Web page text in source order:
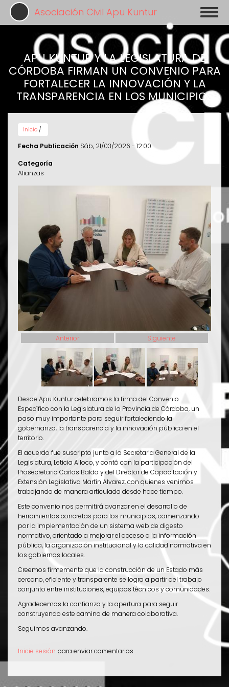
Pasar
contenido
Asociación Civil Apu Kuntur
APU KUNTUR Y LA LEGISLATURA DE
CÓRDOBA FIRMAN UN CONVENIO PARA
FORTALECER LA INNOVACIÓN Y LA
TRANSPARENCIA EN LOS MUNICIPIOS
Inicio /
Fecha Publicación Sáb, 21/03/2026 - 12:00
Categoría
Alianzas
Anterior Siguiente
Desde Apu Kuntur celebramos la firma del Convenio
Específico con la Legislatura de la Provincia de Córdoba, un
paso muy importante para seguir fortaleciendo la
gobernanza, la transparencia y la innovación pública en el
territorio.
El acuerdo fue suscripto junto a la Secretaria General de la
Legislatura, Leticia Alloco, y contó con la participación del
Prosecretario Carlos Baldo y del Director de Capacitación y
Extensión Legislativa Martín Alvarez, con quienes venimos
trabajando de manera articulada desde hace tiempo.
Este convenio nos permitirá avanzar en el desarrollo de
herramientas concretas para los municipios, comenzando
por la implementación de un sistema web de digesto
normativo, orientado a mejorar el acceso a la información
pública, la organización institucional y la calidad normativa en
los gobiernos locales.
Creemos firmemente que la construcción de un Estado más
cercano, eficiente y transparente se logra a partir del trabajo
conjunto entre instituciones, equipos técnicos y comunidades.
Agradecemos la confianza y la apertura para seguir
construyendo este camino de manera colaborativa.
Seguimos avanzando.
Inicie sesión para enviar comentarios